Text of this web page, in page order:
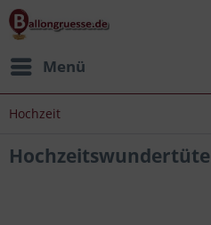
Menü
Hochzeit
Hochzeitswundertüte